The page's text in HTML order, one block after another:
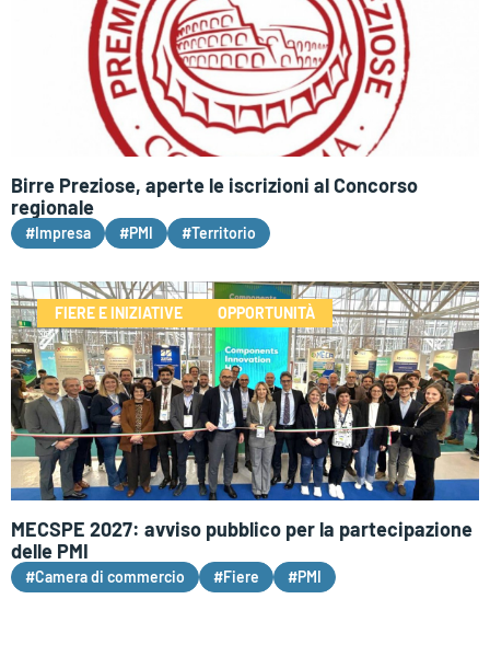
Birre Preziose, aperte le iscrizioni al Concorso
regionale
#Impresa #PMI #Territorio
FIERE E INIZIATIVE OPPORTUNITÀ
MECSPE 2027: avviso pubblico per la partecipazione
delle PMI
#Camera di commercio #Fiere #PMI